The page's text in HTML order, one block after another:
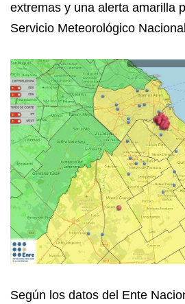
extremas y una alerta amarilla
Servicio Meteorológico
Según los datos del Ente